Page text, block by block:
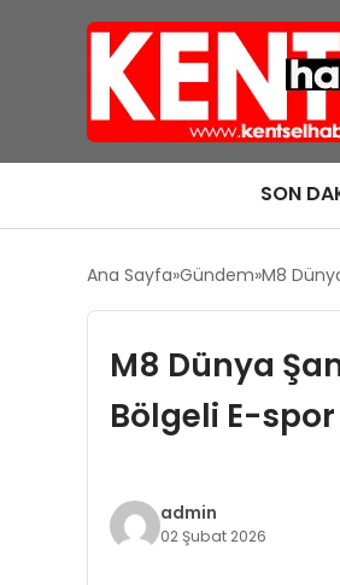
SON
Ana Sayfa Gündem M8
M8 Dünya
Bölgeli E-
admin
02 Şubat 2026